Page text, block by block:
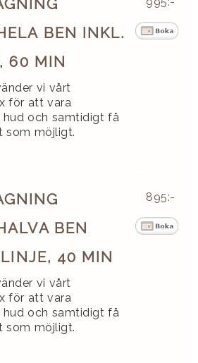
BEN INKL.
60 MIN
vi vårt
för att vara
hud och samtidigt få
som möjligt.
BEN
40 MIN
vi vårt
för att vara
hud och samtidigt få
som möjligt.
895:-